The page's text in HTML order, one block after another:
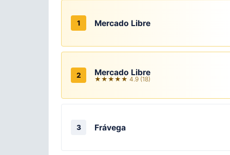
1 Mercado Libre
2 Mercado Libre
★★★★★ 4.9 (18)
3 Frávega